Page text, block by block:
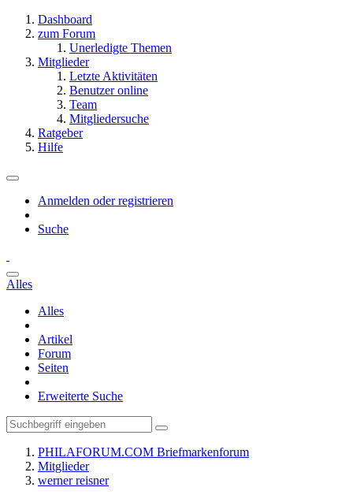
Dashboard
zum Forum
Unerledigte Themen
Mitglieder
Letzte Aktivitäten
Benutzer online
Team
Mitgliedersuche
Ratgeber
Hilfe
Anmelden oder registrieren
Suche
Alles
Alles
Artikel
Forum
Seiten
Erweiterte Suche
PHILAFORUM.COM Briefmarkenforum
Mitglieder
werner reisner